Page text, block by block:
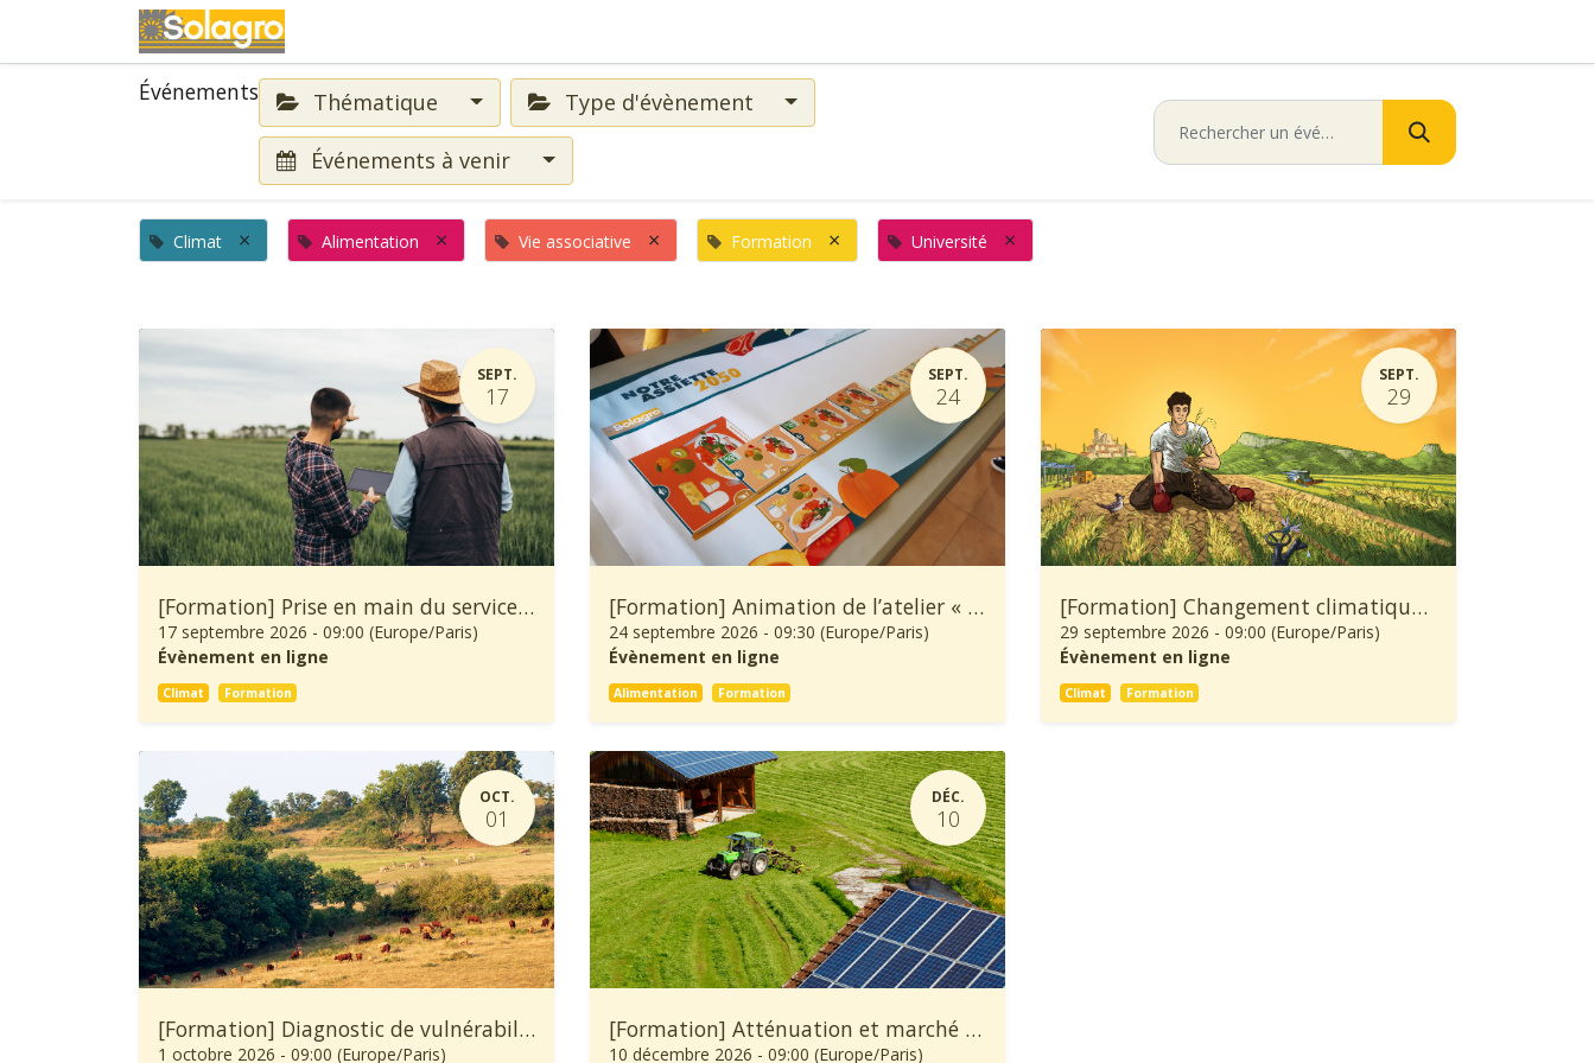
Événements Thématique Type d'évènement
Événements à venir
Climat × Alimentation × Vie associative × Formation × Université ×
SEPT.
17
[Formation] Prise en main du service climatique Climadiag Agriculture et Forêt
17 septembre 2026 - 09:00 (Europe/Paris)
Évènement en ligne
Climat Formation
SEPT.
24
[Formation] Animation de l’atelier « À Table ! »
24 septembre 2026 - 09:30 (Europe/Paris)
Évènement en ligne
Alimentation Formation
SEPT.
29
[Formation] Changement climatique: À quoi se préparer et comment s’adapter ?
29 septembre 2026 - 09:00 (Europe/Paris)
Évènement en ligne
Climat Formation
OCT.
01
[Formation] Diagnostic de vulnérabilité au changement climatique et démarche d’adaptation d’une exploitation agricole
1 octobre 2026 - 09:00 (Europe/Paris)
DÉC.
10
[Formation] Atténuation et marché carbone en agriculture
10 décembre 2026 - 09:00 (Europe/Paris)